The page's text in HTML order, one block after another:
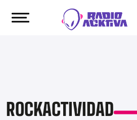
ROCKACTIVIDAD